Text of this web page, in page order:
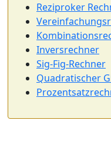
Reziproker
Inversrechner
Sig-Fig-Rechner
Quadratischer